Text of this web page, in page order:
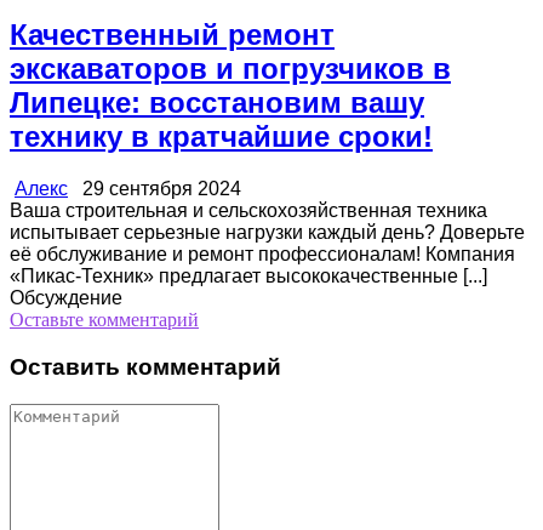
Качественный ремонт
экскаваторов и погрузчиков в
Липецке: восстановим вашу
технику в кратчайшие сроки!
Алекс 29 сентября 2024
Ваша строительная и сельскохозяйственная техника
испытывает серьезные нагрузки каждый день? Доверьте
её обслуживание и ремонт профессионалам! Компания
«Пикас-Техник» предлагает высококачественные [...]
Обсуждение
Оставьте комментарий
Оставить комментарий